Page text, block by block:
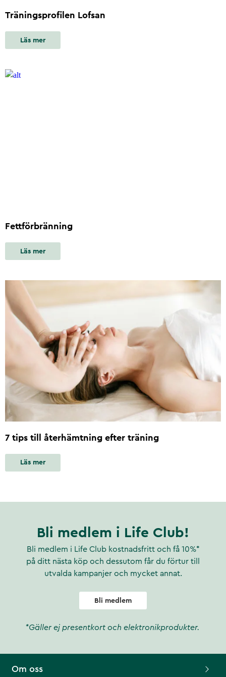
Träningsprofilen Lofsan
Läs mer
Fettförbränning
Läs mer
7 tips till återhämtning efter träning
Läs mer
Bli medlem i Life Club!
Bli medlem i Life Club kostnadsfritt och få 10%*
på ditt nästa köp och dessutom får du förtur till
utvalda kampanjer och mycket annat.
Bli medlem
*Gäller ej presentkort och elektronikprodukter.
Om oss